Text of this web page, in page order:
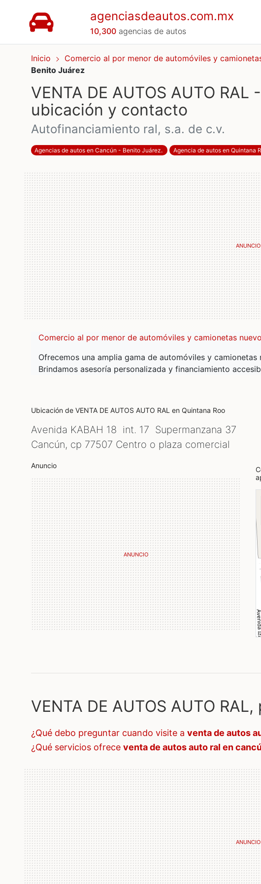
agenciasdeautos.com.mx
10,300agencias de autos
Inicio Comercio al por menor de automóviles y
Benito Juárez
VENTA DE AUTOS AUTO
ubicación y contacto
autofinanciamiento ral, s.a. de c.v.
Agencias de autos en Cancún - Benito Juárez. Agencia de autos en Quintana
Comercio al por menor de automóviles y camionetas
Ofrecemos una amplia gama de automóviles y
Brindamos asesoría personalizada y financiamiento
Ubicación de VENTA DE AUTOS AUTO RAL en Quintana Roo
Avenida KABAH 18 int. 17 Supermanzana 37
Cancún, cp 77507 Centro o plaza comercial
Anuncio
VENTA DE AUTOS AUTO
¿qué debo preguntar cuando visite a venta de autos
¿qué servicios ofrece venta de autos auto ral en